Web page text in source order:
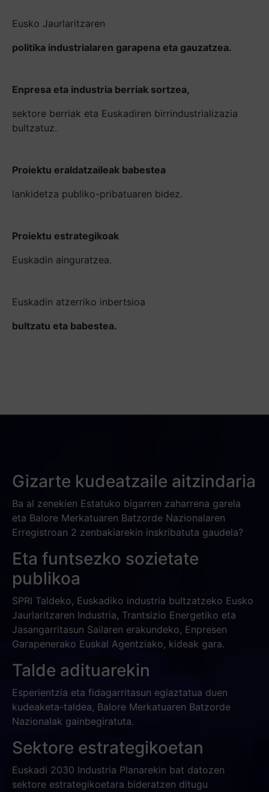
Eusko Jaurlaritzaren
politika industrialaren garapena eta gauzatzea.
Enpresa eta industria berriak sortzea,
sektore berriak eta Euskadiren birrindustrializazia
bultzatuz.
Proiektu eraldatzaileak babestea
lankidetza publiko-pribatuaren bidez.
Proiektu estrategikoak
Euskadin ainguratzea.
Euskadin atzerriko inbertsioa
bultzatu eta babestea.
Gizarte kudeatzaile aitzindaria
Ba al zenekien Estatuko bigarren zaharrena garela
eta Balore Merkatuaren Batzorde Nazionalaren
Erregistroan 2 zenbakiarekin inskribatuta gaudela?
Eta funtsezko sozietate
publikoa
SPRI Taldeko, Euskadiko industria bultzatzeko Eusko
Jaurlaritzaren Industria, Trantsizio Energetiko eta
Jasangarritasun Sailaren erakundeko, Enpresen
Garapenerako Euskal Agentziako, kideak gara.
Talde adituarekin
Esperientzia eta fidagarritasun egiaztatua duen
kudeaketa-taldea, Balore Merkatuaren Batzorde
Nazionalak gainbegiratuta.
Sektore estrategikoetan
Euskadi 2030 Industria Planarekin bat datozen
sektore estrategikoetara bideratzen ditugu